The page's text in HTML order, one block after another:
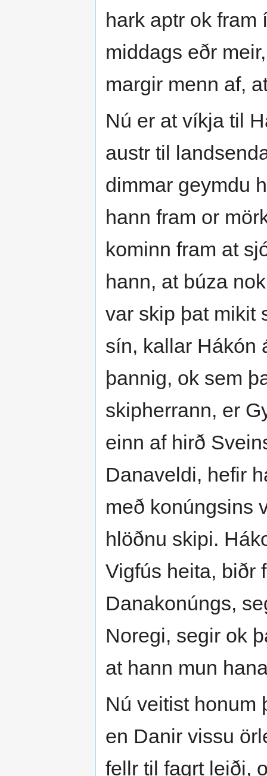
hark aptr ok
middags eðr
margir menn af,
Nú er at víkja til
austr til
dimmar geymdu
hann fram or
kominn fram at
hann, at búza
var skip þat mikit
sín, kallar Hákón
þannig, ok sem
skipherrann, er
einn af hirð
Danaveldi, hefir
með konúngsins
hlöðnu skipi.
Vigfús heita, biðr
Danakonúngs,
Noregi, segir ok
at hann mun
Nú veitist honum
en Danir vissu
fellr til fagrt leiði,